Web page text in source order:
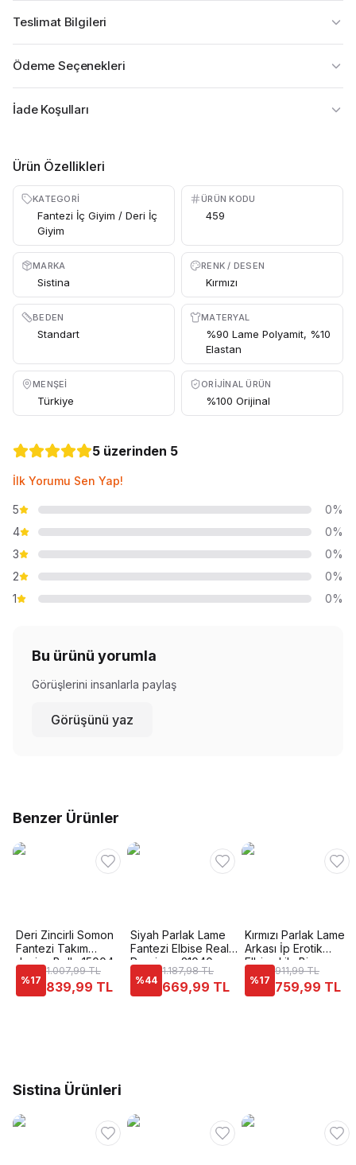
Teslimat Bilgileri
Ödeme Seçenekleri
İade Koşulları
Ürün Özellikleri
KATEGORI
Fantezi İç Giyim / Deri İç
Giyim
ÜRÜN KODU
459
MARKA
Sistina
RENK / DESEN
Kırmızı
BEDEN
Standart
MATERYAL
%90 Lame Polyamit, %10
Elastan
MENŞEI
Türkiye
ORIJINAL ÜRÜN
%100 Orijinal
5 üzerinden 5
İlk Yorumu Sen Yap!
5
0%
4
0%
3
0%
2
0%
1
0%
Bu ürünü yorumla
Görüşlerini insanlarla paylaş
Görüşünü yaz
Benzer Ürünler
Deri Zincirli Somon
Fantezi Takım
Jesica Bella 15004
%17
1.007,99 TL
839,99 TL
Siyah Parlak Lame
Fantezi Elbise Real
Passione 21040
%44
1.187,98 TL
669,99 TL
Kırmızı Parlak Lame
Arkası İp Erotik
Elbise Lily Bianca
186
%17
911,99 TL
759,99 TL
Sistina Ürünleri